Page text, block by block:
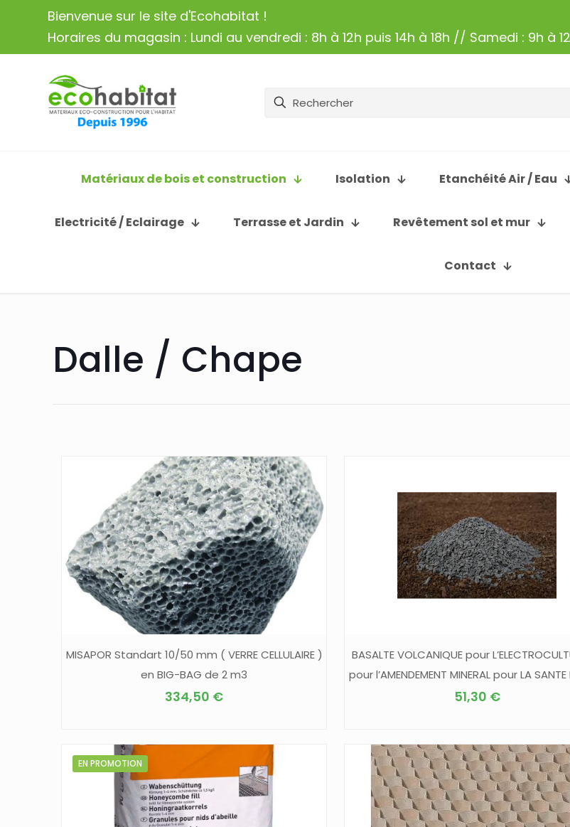
Bienvenue sur le site d'Ecohabitat !
Horaires du magasin : Lundi au vendredi : 8h à 12h puis 14h à 18h // Samedi : 9h à
Matériaux de bois et construction Isolation Etanchéité Air / Eau
Electricité / Eclairage Terrasse et Jardin Revêtement sol et mur
Contact
Dalle / Chape
MISAPOR Standart 10/50 mm ( VERRE CELLULAIRE )
en BIG-BAG de 2 m3
334,50 €
BASALTE VOLCANIQUE pour
pour l’AMENDEMENT MINERAL pour LA SANTE
51,30 €
EN PROMOTION